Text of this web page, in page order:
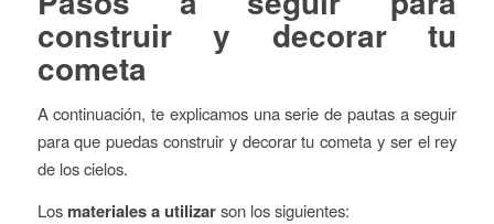
construir y decorar tu
cometa
A continuación, te explicamos una serie de pautas a seguir
para que puedas construir y decorar tu cometa y ser el rey
de los cielos.
Los materiales a utilizarson los siguientes: